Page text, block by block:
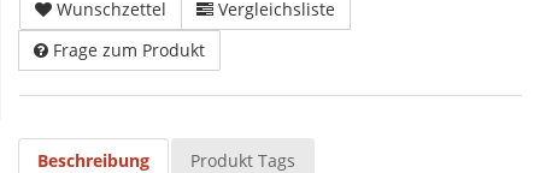
Wunschzettel
Vergleichsliste
Frage zum Produkt
Beschreibung Produkt Tags